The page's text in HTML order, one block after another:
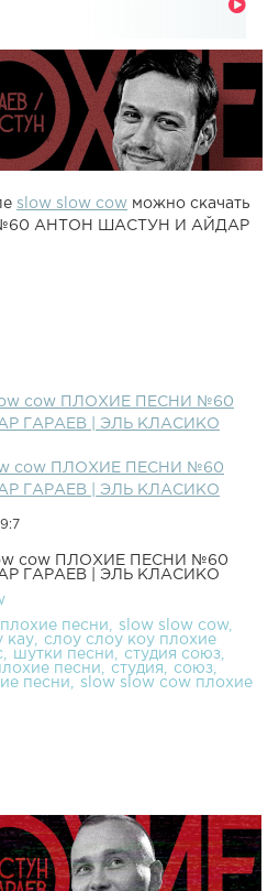
slow slow cow можно скачать
АНТОН ШАСТУН И АЙДАР
cow ПЛОХИЕ ПЕСНИ №60
ГАРАЕВ | ЭЛЬ КЛАСИКО
cow ПЛОХИЕ ПЕСНИ №60
ГАРАЕВ | ЭЛЬ КЛАСИКО
cow ПЛОХИЕ ПЕСНИ №60
ГАРАЕВ | ЭЛЬ КЛАСИКО
песни
slow slow cow
кау
слоу слоу коу плохие
шутки песни
студия союз
песни студия
союз
песни
slow slow cow плохие